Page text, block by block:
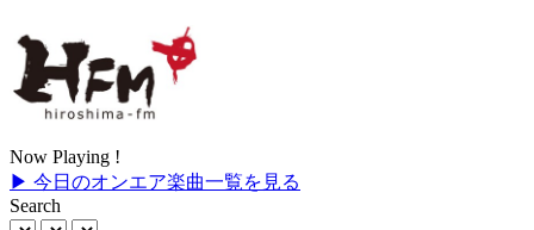
Now Playing !
▶ 今日のオンエア楽曲一覧を見る
Search